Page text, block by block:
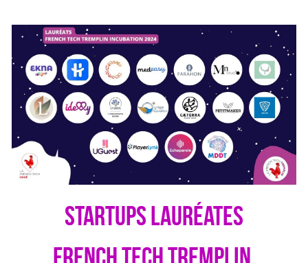
startups lauréates
French Tech tremplin